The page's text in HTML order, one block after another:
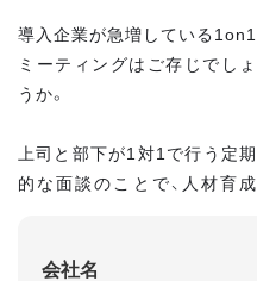
導入企業が急増している1on1
ミーティングはご存じでしょ
うか。
上司と部下が1対1で行う定期
的な面談のことで、人材育成
会社名